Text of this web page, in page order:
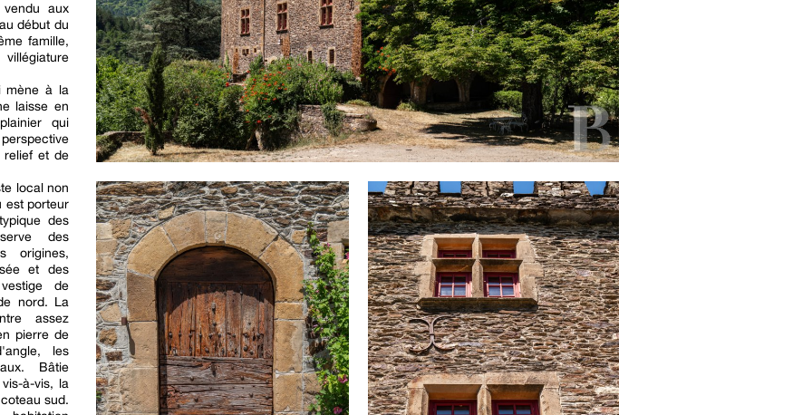
aux
début du
famille,
mène à la
laisse en
qui
relief et de
local non
est porteur
des
des
origines,
et des
de
nord. La
assez
pierre de
les
Bâtie
à-vis, la
sud.